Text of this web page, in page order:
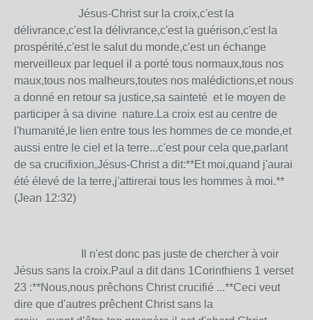
Jésus-Christ sur la croix,c'est la
délivrance,c'est la délivrance,c'est la guérison,c'est la
prospérité,c'est le salut du monde,c'est un échange
merveilleux par lequel il a porté tous normaux,tous nos
maux,tous nos malheurs,toutes nos malédictions,et nous
a donné en retour sa justice,sa sainteté et le moyen de
participer à sa divine nature.La croix est au centre de
l'humanité,le lien entre tous les hommes de ce monde,et
aussi entre le ciel et la terre...c'est pour cela que,parlant
de sa crucifixion,Jésus-Christ a dit:**Et moi,quand j'aurai
été élevé de la terre,j'attirerai tous les hommes à moi.**
(Jean 12:32)
Il n'est donc pas juste de chercher à voir
Jésus sans la croix.Paul a dit dans 1Corinthiens 1 verset
23 :**Nous,nous prêchons Christ crucifié ...**Ceci veut
dire que d'autres prêchent Christ sans la